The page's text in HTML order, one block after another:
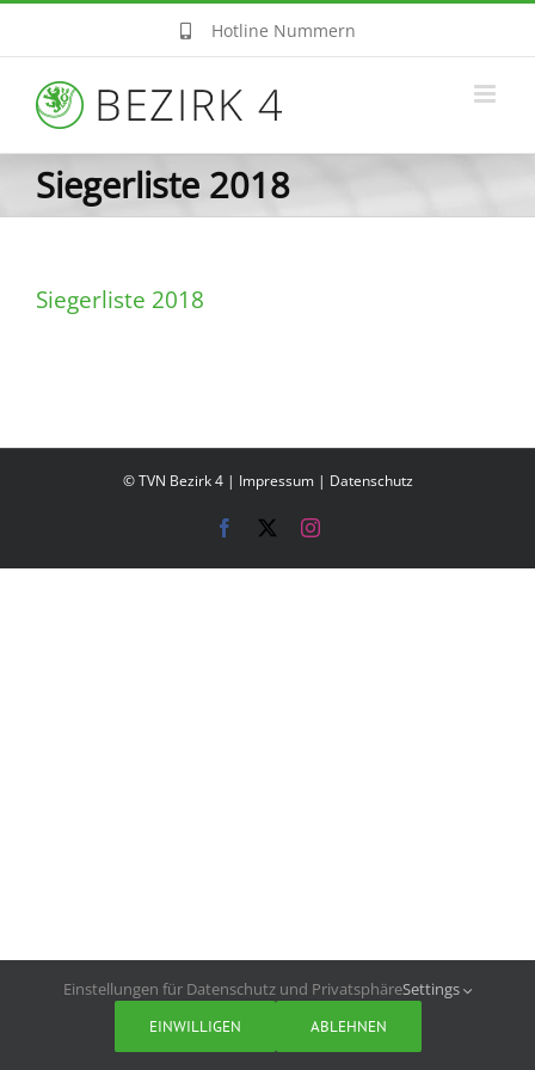
Inhalt
springen
Hotline Nummern
Siegerliste 2018
Siegerliste 2018
© TVN Bezirk 4 | Impressum| Datenschutz
Facebook Instagram
Einstellungen für Datenschutz und PrivatsphäreSettings
EINWILLIGEN ABLEHNEN